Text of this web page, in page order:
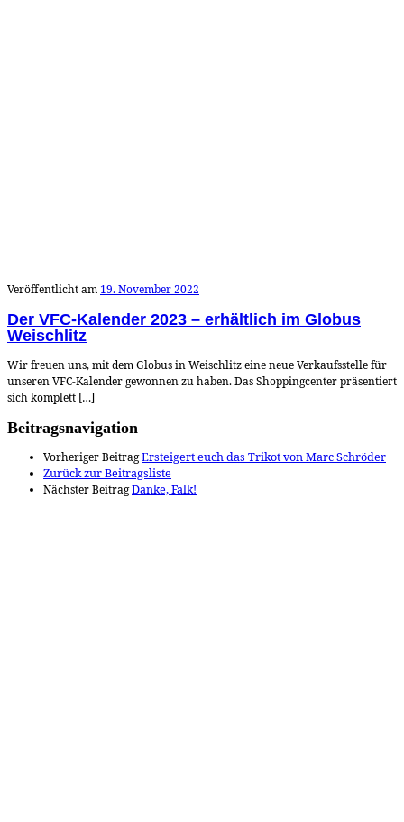
Veröffentlicht am 19. November 2022
Der VFC-Kalender 2023 – erhältlich im Globus
Weischlitz
Wir freuen uns, mit dem Globus in Weischlitz eine neue Verkaufsstelle für
unseren VFC-Kalender gewonnen zu haben. Das Shoppingcenter präsentiert
sich komplett […]
Beitragsnavigation
Vorheriger BeitragErsteigert euch das Trikot von Marc Schröder
Zurück zur Beitragsliste
Nächster BeitragDanke, Falk!